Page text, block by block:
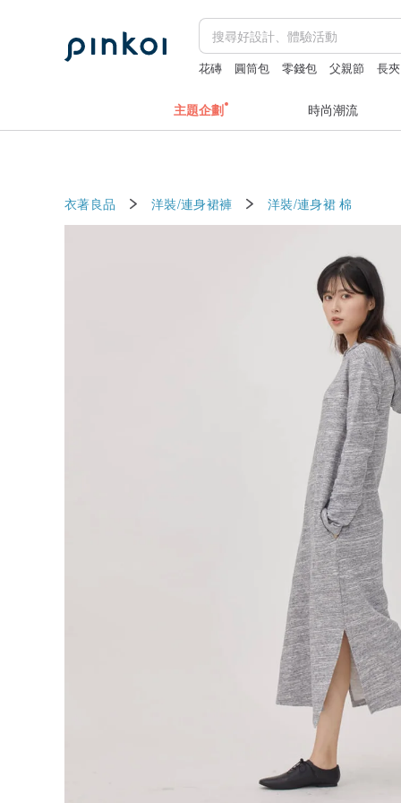
花磚 圓筒包 零錢包 父親節 長夾
主題企劃 時尚潮流
衣著良品 洋裝/連身裙褲 洋裝/連身裙 棉